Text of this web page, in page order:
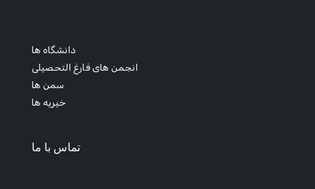
دانشگاه ها
انجمن های فارغ التحصیلی
سمن ها
خیریه ها
تماس با ما